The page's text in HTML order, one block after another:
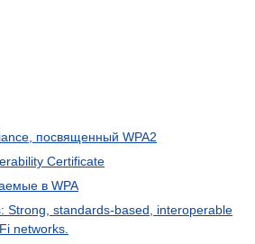
посвященный WPA2
Certificate
в WPA
Strong, standards-based, interoperable
networks.